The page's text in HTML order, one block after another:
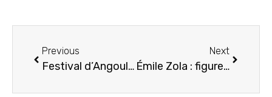
Previous
Festival d’Angoulême : liquidation de 9e Art+
Next
Émile Zola : figure majeure du naturalisme